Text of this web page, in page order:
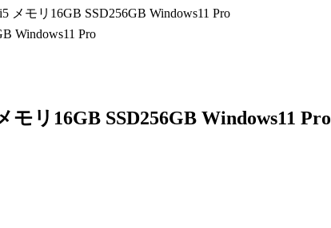
メモリ16GB SSD256GB Windows11 Pro
リ16GB SSD256GB Windows11 Pro